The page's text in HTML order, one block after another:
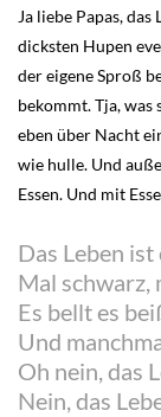
Ja liebe Papas,
dicksten Hupen
der eigene Sproß
bekommt. Tja,
eben über Nacht
wie hulle. Und
Essen. Und mit
Das Leben
Mal schwarz,
Es bellt es
Und
Oh nein, das
Nein, das